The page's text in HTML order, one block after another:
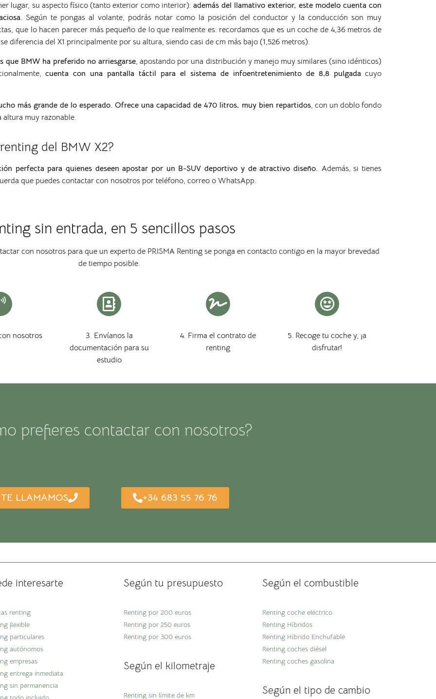
lugar, su aspecto físico (tanto exterior como interior): además del llamativo exterior, este modelo cuenta con
. Según te pongas al volante, podrás notar como la posición del conductor y la conducción son muy
que lo hacen parecer más pequeño de lo que realmente es: recordamos que es un coche de 4,36 metros de
diferencia del X1 principalmente por su altura, siendo casi de cm más bajo (1,526 metros).
BMW ha preferido no arriesgarse, apostando por una distribución y manejo muy similares (sino idénticos)
cuenta con una pantalla táctil para el sistema de infoentretenimiento de 8,8 pulgada cuyo
más grande de lo esperado. Ofrece una capacidad de 470 litros, muy bien repartidos, con un doblo fondo
altura muy razonable.
del BMW X2?
perfecta para quienes deseen apostar por un B-SUV deportivo y de atractivo diseño. Además, si tienes
que puedes contactar con nosotros por teléfono, correo o WhatsApp.
sin entrada, en 5 sencillos pasos
con nosotros para que un experto de PRISMA Renting se ponga en contacto contigo en la mayor brevedad
de tiempo posible.
nosotros
3. Envíanos la
documentación para su
estudio
4. Firma el contrato de
renting
5. Recoge tu coche y, ¡a
disfrutar!
prefieres contactar con nosotros?
TE LLAMAMOS +34 683 55 76 76
interesarte
renting
flexible
particulares
autónomos
empresas
entrega inmediata
sin permanencia
Según tu presupuesto
Renting por 200 euros
Renting por 250 euros
Renting por 300 euros
Según el kilometraje
Renting sin límite de km
Según el combustible
Renting coche eléctrico
Renting Híbridos
Renting Híbrido Enchufable
Renting coches diésel
Renting coches gasolina
Según el tipo de cambio